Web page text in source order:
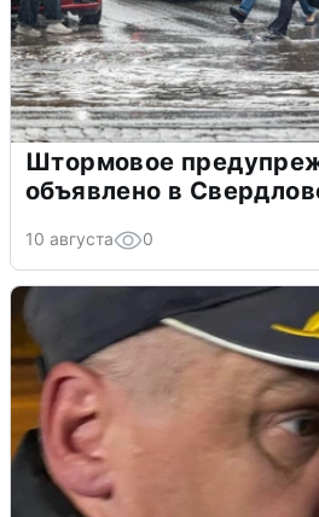
Штормовое
объявлено в
10 августа 0